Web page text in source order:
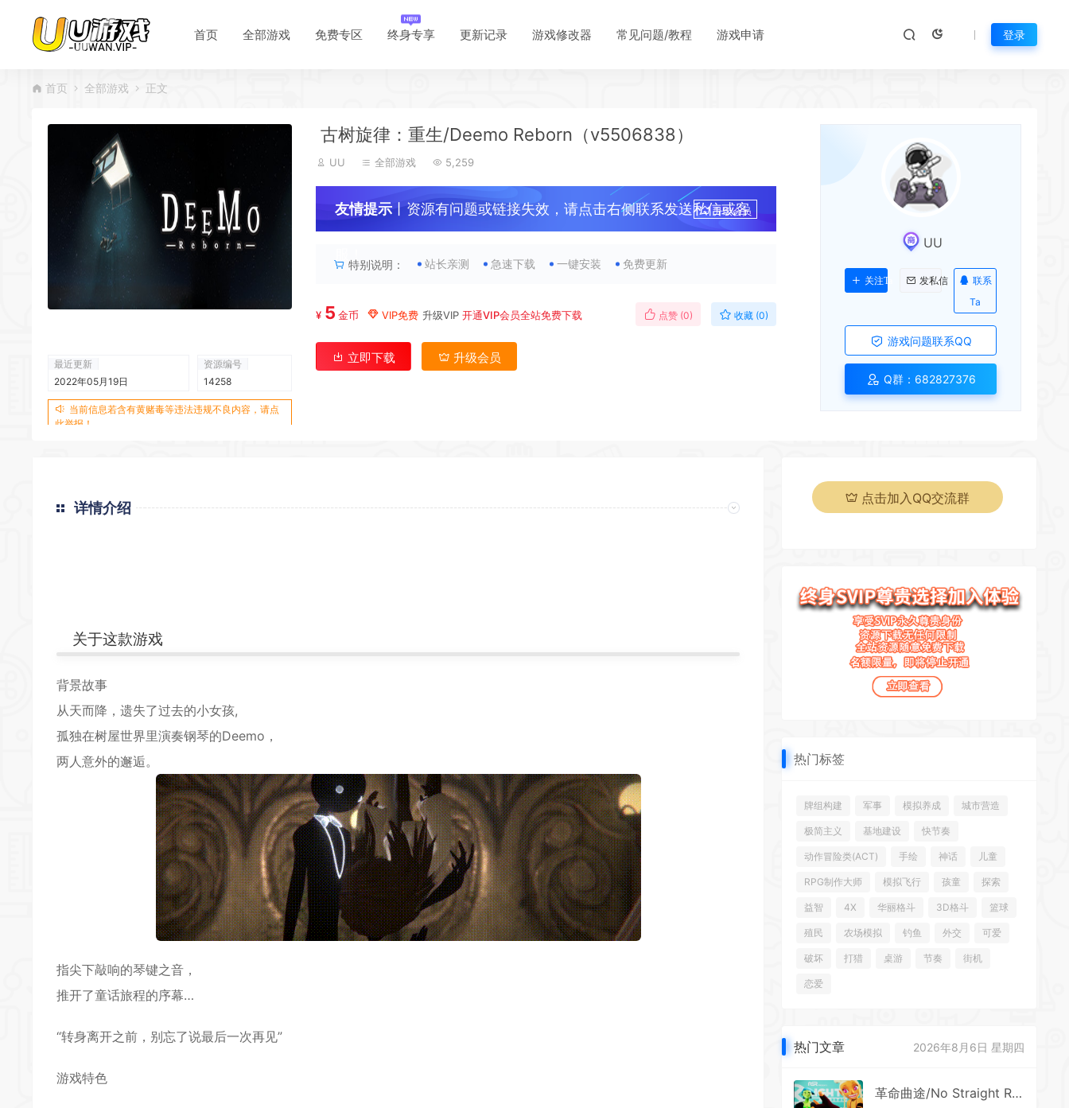
首页 全部游戏 免费专区 终身专享 更新记录 游戏修改器 常见问题/教程 游戏申请 登录
首页 全部游戏 正文
最近更新
2022年05月19日
资源编号
14258
当前信息若含有黄赌毒等违法违规不良内容，请点
此举报！
古树旋律：重生/Deemo Reborn（v5506838）
UU 全部游戏 5,259
友情提示丨资源有问题或链接失效，请点击右侧联系发送私信或客
升级会员
特别说明： 站长亲测 急速下载 一键安装 免费更新
¥ 5 金币 VIP免费 升级VIP 开通VIP会员全站免费下载 点赞 (0) 收藏 (0)
立即下载 升级会员
UU
关注Ta 发私信
联系
Ta
游戏问题联系QQ
Q群：682827376
详情介绍
关于这款游戏
背景故事
从天而降，遗失了过去的小女孩,
孤独在树屋世界里演奏钢琴的Deemo，
两人意外的邂逅。
指尖下敲响的琴键之音，
推开了童话旅程的序幕…
“转身离开之前，别忘了说最后一次再见”
游戏特色
点击加入QQ交流群
热门标签
牌组构建 军事 模拟养成 城市营造
极简主义 基地建设 快节奏
动作冒险类(ACT) 手绘 神话 儿童
RPG制作大师 模拟飞行 孩童 探索
益智 4X 华丽格斗 3D格斗 篮球
殖民 农场模拟 钓鱼 外交 可爱
破坏 打猎 桌游 节奏 街机
恋爱
热门文章 2026年8月6日 星期四
革命曲途/No Straight Roads